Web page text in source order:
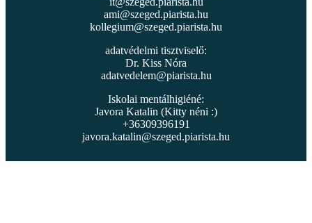
ami@szeged.piarista.hu
kollegium@szeged.piarista.hu
adatvédelmi tisztviselő:
Dr. Kiss Nóra
adatvedelem@piarista.hu
Iskolai mentálhigiéné:
Javora Katalin (Kitty néni :)
+36309396191
javora.katalin@szeged.piarista.hu